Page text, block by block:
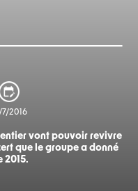
7/2016
entier vont pouvoir revivre
que le groupe a donné
2015.